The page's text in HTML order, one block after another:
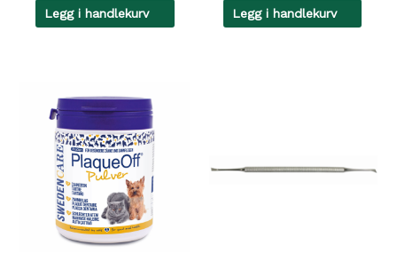
Legg i handlekurv Legg i handlekurv